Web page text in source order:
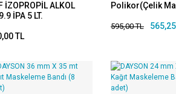
İZOPROPİL ALKOL
İPA 5 LT.
TL
Polikor(Çelik
595,00 TL